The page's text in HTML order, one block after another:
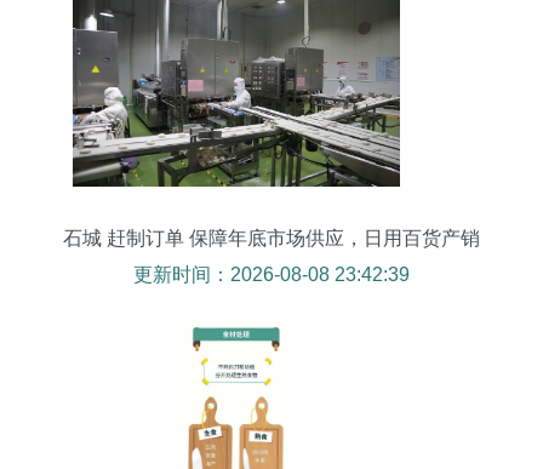
石城 赶制订单 保障年底市场供应，日用百货产销
两旺
更新时间：2026-08-08 23:42:39